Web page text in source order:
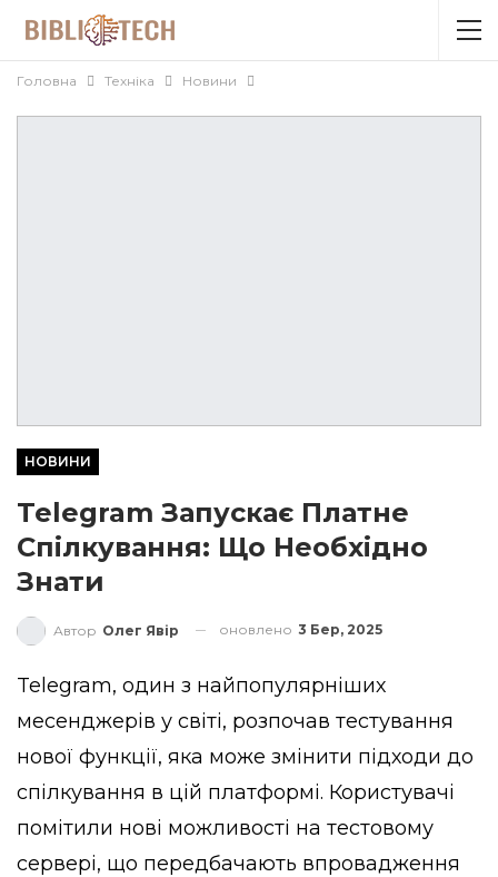
Головна Техніка Новини
НОВИНИ
Telegram Запускає Платне
Спілкування: Що Необхідно
Знати
Автор Олег Явір оновлено 3 Бер, 2025
Telegram, один з найпопулярніших
месенджерів у світі, розпочав тестування
нової функції, яка може змінити підходи до
спілкування в цій платформі. Користувачі
помітили нові можливості на тестовому
сервері, що передбачають впровадження